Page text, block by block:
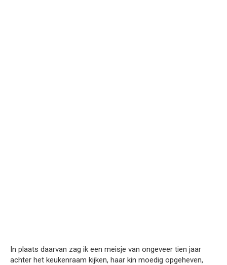
In plaats daarvan zag ik een meisje van ongeveer tien jaar
achter het keukenraam kijken, haar kin moedig opgeheven,